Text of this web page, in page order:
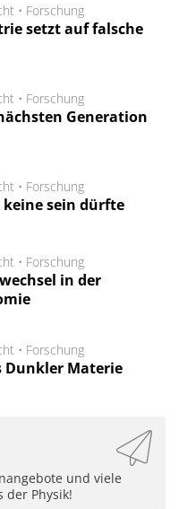
• Forschung
setzt auf falsche
• Forschung
Generation
• Forschung
sein dürfte
• Forschung
in der
• Forschung
Dunkler Materie
und viele
der Physik!